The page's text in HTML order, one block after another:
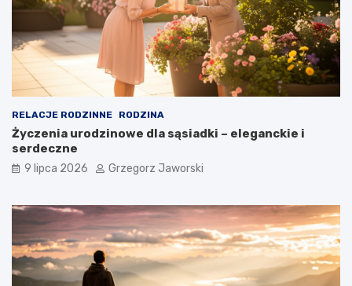
RELACJE RODZINNE RODZINA
Życzenia urodzinowe dla sąsiadki – eleganckie i
serdeczne
9 lipca 2026 Grzegorz Jaworski